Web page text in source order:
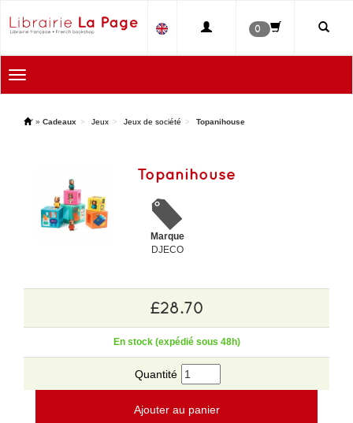
0
Toggle
navigation
' » Cadeaux Jeux Jeux de société Topanihouse
Topanihouse
Marque
DJECO
£28.70
En stock (expédié sous 48h)
Quantité
Ajouter au panier